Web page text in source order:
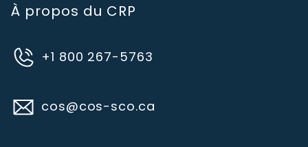
À propos du CRP
+1 800 267-5763
cos@cos-sco.ca